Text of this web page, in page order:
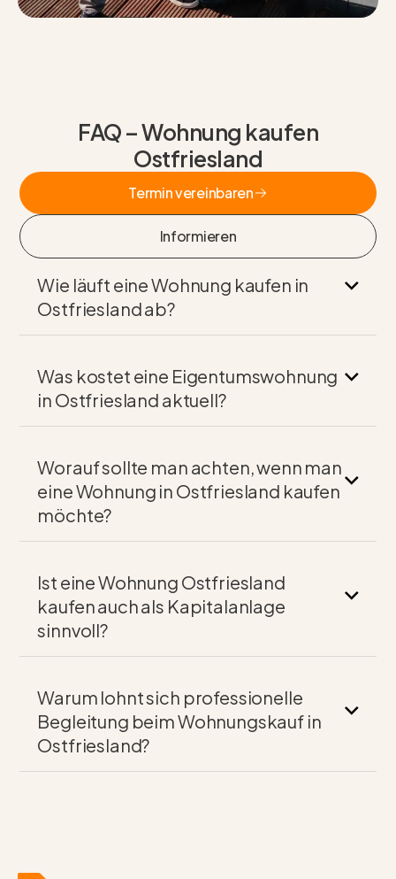
FAQ – Wohnung kaufen
Ostfriesland
Termin vereinbaren
Informieren
Wie läuft eine Wohnung kaufen in
Ostfriesland ab?
Was kostet eine Eigentumswohnung
in Ostfriesland aktuell?
Worauf sollte man achten, wenn man
eine Wohnung in Ostfriesland kaufen
möchte?
Ist eine Wohnung Ostfriesland
kaufen auch als Kapitalanlage
sinnvoll?
Warum lohnt sich professionelle
Begleitung beim Wohnungskauf in
Ostfriesland?